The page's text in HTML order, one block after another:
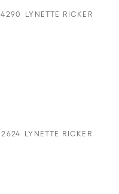
4290 LYNETTE RICKER
2624 LYNETTE RICKER